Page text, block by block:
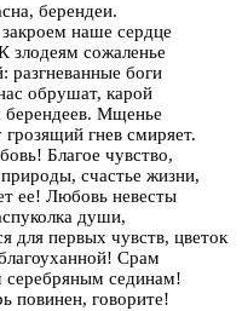
берендеи.
наше сердце
злодеям сожаленье
разгневанные боги
обрушат, карой
берендеев. Мщенье
гнев смиряет.
Благое чувство,
счастье жизни,
ее! Любовь невесты
души,
для первых чувств, цветок
Срам
сединам!
повинен, говорите!